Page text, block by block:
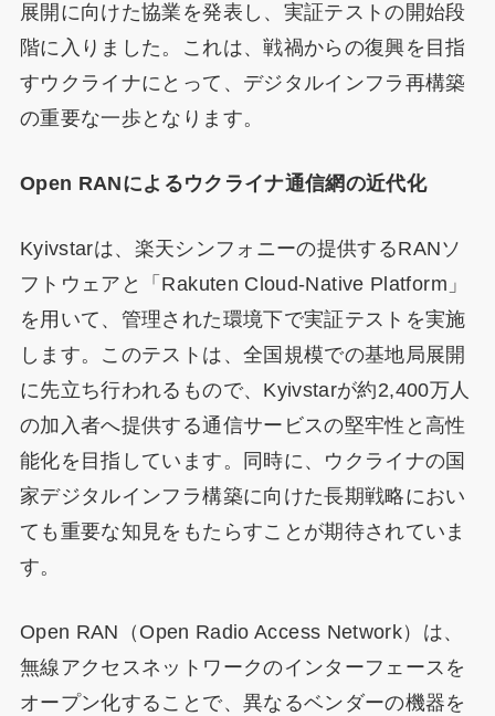
展開に向けた協業を発表し、実証テストの開始段
階に入りました。これは、戦禍からの復興を目指
すウクライナにとって、デジタルインフラ再構築
の重要な一歩となります。
Open RANによるウクライナ通信網の近代化
Kyivstarは、楽天シンフォニーの提供するRANソ
フトウェアと「Rakuten Cloud-Native Platform」
を用いて、管理された環境下で実証テストを実施
します。このテストは、全国規模での基地局展開
に先立ち行われるもので、Kyivstarが約2,400万人
の加入者へ提供する通信サービスの堅牢性と高性
能化を目指しています。同時に、ウクライナの国
家デジタルインフラ構築に向けた長期戦略におい
ても重要な知見をもたらすことが期待されていま
す。
Open RAN（Open Radio Access Network）は、
無線アクセスネットワークのインターフェースを
オープン化することで、異なるベンダーの機器を